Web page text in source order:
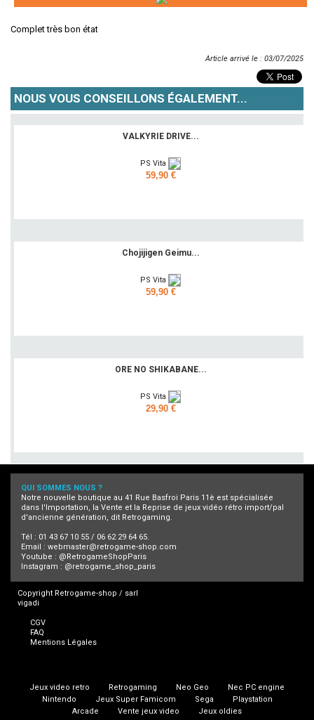
Complet très bon état
Article arrivé le : 03/07/2025
NOUS VOUS CONSEILLONS ÉGALEMENT...
VALKYRIE DRIVE...
PS Vita
59,90 €
Chojijigen Geimu...
PS Vita
59,90 €
ORE NO SHIKABANE...
PS Vita
29,90 €
QUI SOMMES NOUS ?
Notre nouvelle boutique au 41 Rue Basfroi Paris 11è est spécialisée
dans l'Importation, la Vente et la Reprise de jeux vidéo rétro import/pal
d'ancienne génération, dit Retrogaming.
Tél : 01 43 67 10 55 / 06 62 29 64 65.
Email : webmaster@retrogame-shop.com
Youtube : @RetrogameShopParis
Instagram : @retrogame_shop_paris
Copyright Retrogame-shop / sarl
vigadi
CGV
FAQ
Mentions Légales
Jeux video retro Retrogaming Neo Geo
Nec PC engine
Nintendo
Jeux Super Famicom Sega
Playstation
Arcade
Vente jeux video Jeux oldies